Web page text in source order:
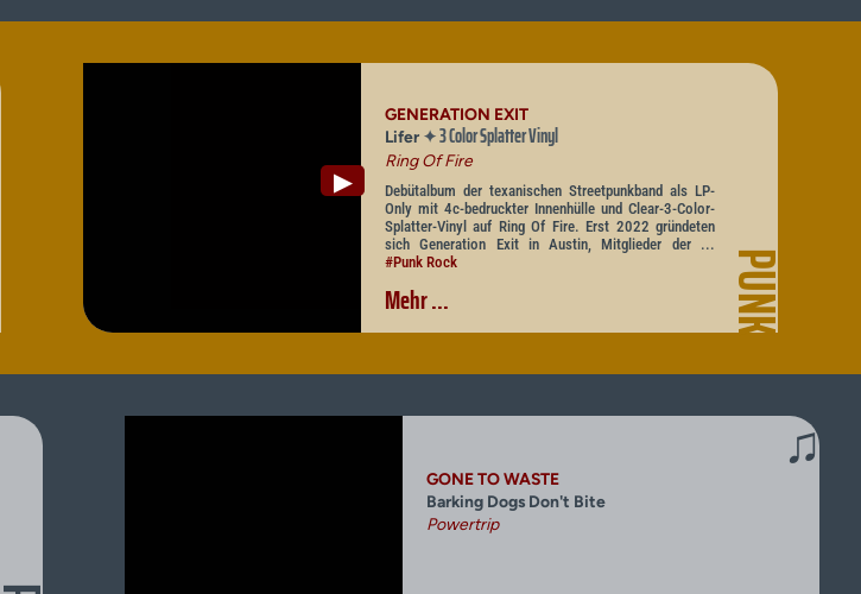
▶
PUNK
GENERATION EXIT
Lifer ✦3 Color Splatter Vinyl
Ring Of Fire
Debütalbum der texanischen Streetpunkband als LP-
Only mit 4c-bedruckter Innenhülle und Clear-3-Color-
Splatter-Vinyl auf Ring Of Fire. Erst 2022 gründeten
sich Generation Exit in Austin, Mitglieder der ...
#Punk Rock
Mehr ...
♫
GONE TO WASTE
Barking Dogs Don't Bite
Powertrip